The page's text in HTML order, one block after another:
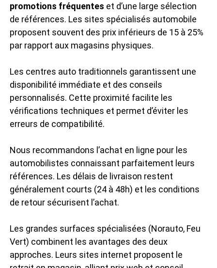
promotions fréquentes et d’une large sélection
de références. Les sites spécialisés automobile
proposent souvent des prix inférieurs de 15 à 25%
par rapport aux magasins physiques.
Les centres auto traditionnels garantissent une
disponibilité immédiate et des conseils
personnalisés. Cette proximité facilite les
vérifications techniques et permet d’éviter les
erreurs de compatibilité.
Nous recommandons l’achat en ligne pour les
automobilistes connaissant parfaitement leurs
références. Les délais de livraison restent
généralement courts (24 à 48h) et les conditions
de retour sécurisent l’achat.
Les grandes surfaces spécialisées (Norauto, Feu
Vert) combinent les avantages des deux
approches. Leurs sites internet proposent le